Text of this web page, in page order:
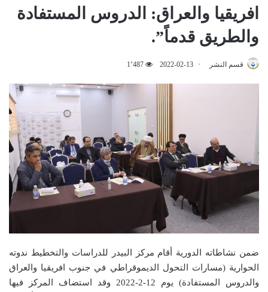
افريقيا والعراق: الدروس المستفادة
والطريق قدماً”.
قسم النشر 2022-02-13 1٬487
ضمن نشاطاته الدورية أقام مركز البيدر للدراسات والتخطيط ندوته
الحوارية (مسارات التحول الديموقراطي في جنوب افريقيا والعراق
والدروس المستفادة) يوم 12-2-2022 وقد استضاف المركز فيها